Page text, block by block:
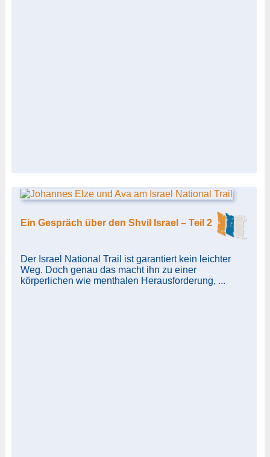
Ein Gespräch über den Shvil Israel – Teil 2
Der Israel National Trail ist garantiert kein leichter
Weg. Doch genau das macht ihn zu einer
körperlichen wie menthalen Herausforderung, ...